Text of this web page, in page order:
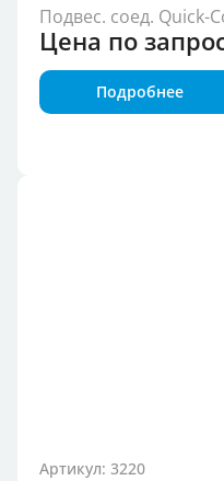
Подвес. соед. Quick-
Цена по
Подробнее
Артикул: 3220